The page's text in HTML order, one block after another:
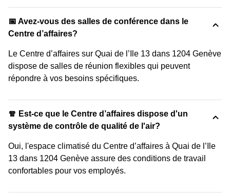
📅 Avez-vous des salles de conférence dans le
Centre d’affaires?
Le Centre d’affaires sur Quai de l’Ile 13 dans 1204 Genève
dispose de salles de réunion flexibles qui peuvent
répondre à vos besoins spécifiques.
🧣 Est-ce que le Centre d’affaires dispose d'un
système de contrôle de qualité de l'air?
Oui, l'espace climatisé du Centre d’affaires à Quai de l’Ile
13 dans 1204 Genève assure des conditions de travail
confortables pour vos employés.